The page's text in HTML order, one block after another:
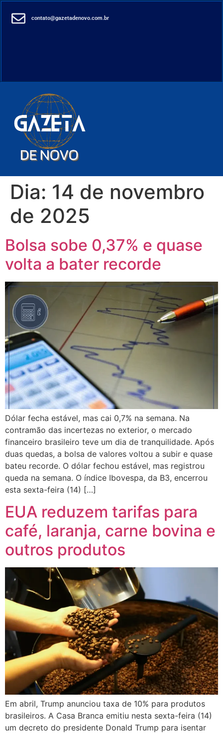
contato@gazetadenovo.com.br
Dia: 14 de novembro
de 2025
Bolsa sobe 0,37% e quase
volta a bater recorde
Dólar fecha estável, mas cai 0,7% na semana. Na
contramão das incertezas no exterior, o mercado
financeiro brasileiro teve um dia de tranquilidade. Após
duas quedas, a bolsa de valores voltou a subir e quase
bateu recorde. O dólar fechou estável, mas registrou
queda na semana. O índice Ibovespa, da B3, encerrou
esta sexta-feira (14) […]
EUA reduzem tarifas para
café, laranja, carne bovina e
outros produtos
Em abril, Trump anunciou taxa de 10% para produtos
brasileiros. A Casa Branca emitiu nesta sexta-feira (14)
um decreto do presidente Donald Trump para isentar